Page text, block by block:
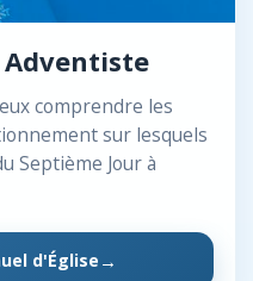
Adventiste
comprendre les
sur lesquels
Septième Jour à
d'Église